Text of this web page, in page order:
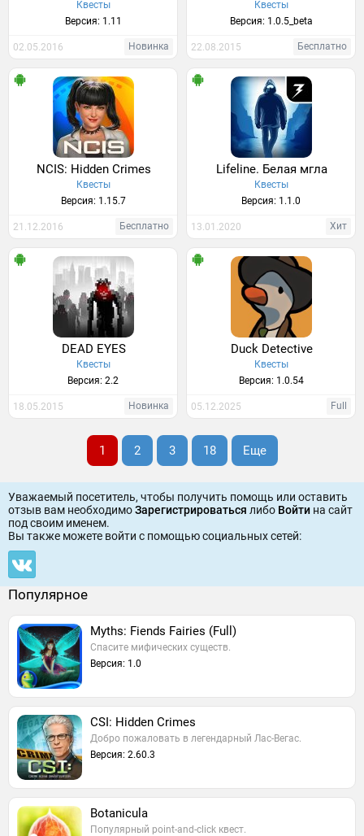
Квесты
Версия: 1.11
02.05.2016 Новинка
Квесты
Версия: 1.0.5_beta
22.08.2015 Бесплатно
NCIS: Hidden Crimes
Квесты
Версия: 1.15.7
21.12.2016 Бесплатно
Lifeline. Белая мгла
Квесты
Версия: 1.1.0
13.01.2020 Хит
DEAD EYES
Квесты
Версия: 2.2
18.05.2015 Новинка
Duck Detective
Квесты
Версия: 1.0.54
05.12.2025 Full
1 2 3 18 Еще
Уважаемый посетитель, чтобы получить помощь или оставить
отзыв вам необходимоЗарегистрироваться либо Войти на сайт
под своим именем.
Вы также можете войти c помощью социальных сетей:
Популярное
Myths: Fiends Fairies (Full)
Спасите мифических существ.
Версия: 1.0
CSI: Hidden Crimes
Добро пожаловать в легендарный Лас-Вегас.
Версия: 2.60.3
Botanicula
Популярный point-and-click квест.